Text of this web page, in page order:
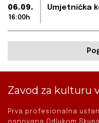
06.09.
16:00h
Umjetnička
Zavod za kulturu
Prva profesionalna